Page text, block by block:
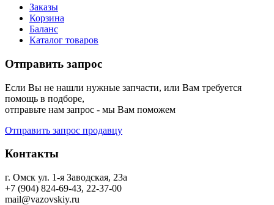
Заказы
Корзина
Баланс
Каталог товаров
Отправить запрос
Если Вы не нашли нужные запчасти, или Вам требуется
помощь в подборе,
отправьте нам запрос - мы Вам поможем
Отправить запрос продавцу
Контакты
г. Омск ул. 1-я Заводская, 23а
+7 (904) 824-69-43, 22-37-00
mail@vazovskiy.ru